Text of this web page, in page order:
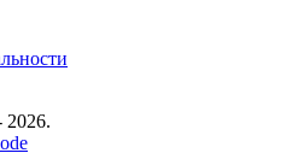
2026.